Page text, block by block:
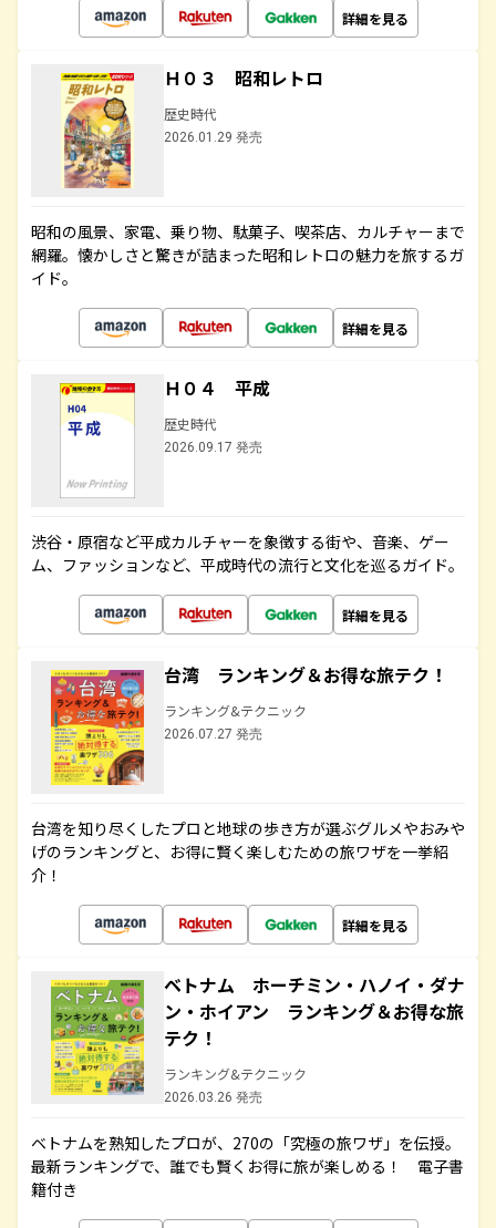
詳細を見る
Ｈ０３ 昭和レトロ
歴史時代
2026.01.29 発売
昭和の風景、家電、乗り物、駄菓子、喫茶店、カルチャーまで
網羅。懐かしさと驚きが詰まった昭和レトロの魅力を旅するガ
イド。
詳細を見る
Ｈ０４ 平成
歴史時代
2026.09.17 発売
渋谷・原宿など平成カルチャーを象徴する街や、音楽、ゲー
ム、ファッションなど、平成時代の流行と文化を巡るガイド。
詳細を見る
台湾 ランキング＆お得な旅テク！
ランキング&テクニック
2026.07.27 発売
台湾を知り尽くしたプロと地球の歩き方が選ぶグルメやおみや
げのランキングと、お得に賢く楽しむための旅ワザを一挙紹
介！
詳細を見る
ベトナム ホーチミン・ハノイ・ダナ
ン・ホイアン ランキング＆お得な旅
テク！
ランキング&テクニック
2026.03.26 発売
ベトナムを熟知したプロが、270の「究極の旅ワザ」を伝授。
最新ランキングで、誰でも賢くお得に旅が楽しめる！ 電子書
籍付き